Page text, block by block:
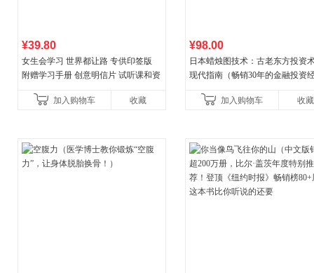
¥39.80
女生会学习 世界都让路 专供印签版
附赠学习手册 创意明信片 试听课和资
加入购物车
收藏
¥98.00
日本蜡烛图技术：古老东方投资
现代指南（畅销30年的金融投资
《财富》重磅推荐！知名金
加入购物车 收藏